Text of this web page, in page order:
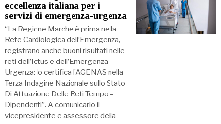
eccellenza italiana per i
servizi di emergenza-urgenza
“La Regione Marche è prima nella
Rete Cardiologica dell’Emergenza,
registrano anche buoni risultati nelle
reti dell’Ictus e dell’Emergenza-
Urgenza: lo certifica l’AGENAS nella
Terza Indagine Nazionale sullo Stato
Di Attuazione Delle Reti Tempo –
Dipendenti”. A comunicarlo il
vicepresidente e assessore della